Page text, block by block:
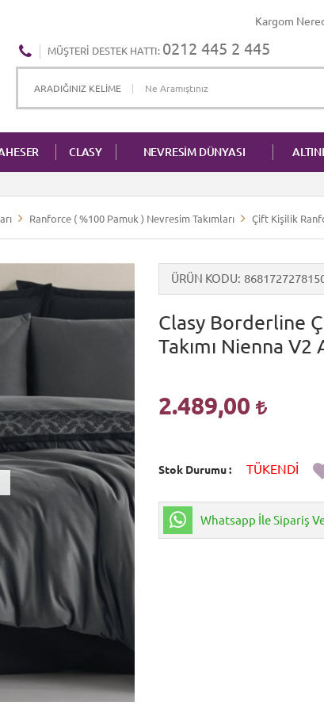
Kargom
MÜŞTERI DESTEK HATTI: 0212 445 2 445
CLASY NEVRESİM DÜNYASI
Ranforce ( %100 Pamuk ) Nevresim Takımları Çift Kişilik
ÜRÜN KODU
Clasy Borderline
Takımı Nienna V2
2.489,00
Stok Durumu TÜKENDİ
Whatsapp İle Sipariş